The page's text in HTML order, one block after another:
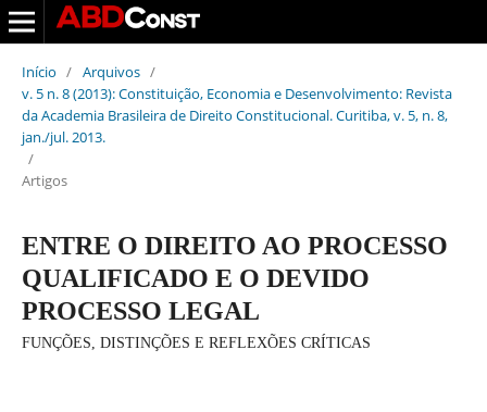
Início / Arquivos /
v. 5 n. 8 (2013): Constituição, Economia e Desenvolvimento: Revista
da Academia Brasileira de Direito Constitucional. Curitiba, v. 5, n. 8,
jan./jul. 2013.
/
Artigos
ENTRE O DIREITO AO PROCESSO
QUALIFICADO E O DEVIDO
PROCESSO LEGAL
FUNÇÕES, DISTINÇÕES E REFLEXÕES CRÍTICAS